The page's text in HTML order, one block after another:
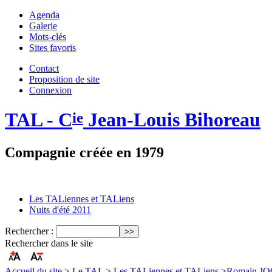
Agenda
Galerie
Mots-clés
Sites favoris
Contact
Proposition de site
Connexion
TAL - Cie Jean-Louis Bihoreau
Compagnie créée en 1979
Les TALiennes et TALiens
Nuits d'été 2011
Rechercher :
Rechercher dans le site